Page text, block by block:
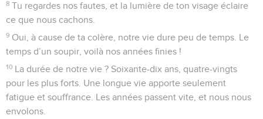
8 Tu regardes nos fautes, et la lumière de ton visage éclaire
ce que nous cachons.
9 Oui, à cause de ta colère, notre vie dure peu de temps. Le
temps d’un soupir, voilà nos années finies !
10 La durée de notre vie ? Soixante-dix ans, quatre-vingts
pour les plus forts. Une longue vie apporte seulement
fatigue et souffrance. Les années passent vite, et nous nous
envolons.